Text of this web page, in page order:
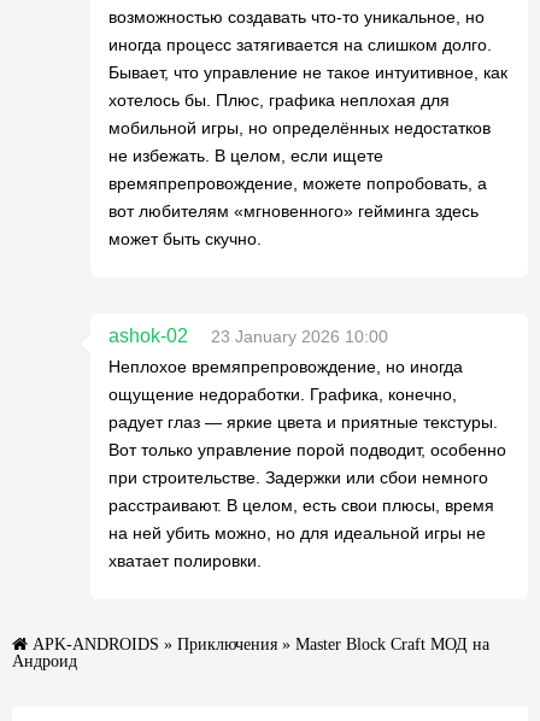
возможностью создавать что-то уникальное, но
иногда процесс затягивается на слишком долго.
Бывает, что управление не такое интуитивное, как
хотелось бы. Плюс, графика неплохая для
мобильной игры, но определённых недостатков
не избежать. В целом, если ищете
времяпрепровождение, можете попробовать, а
вот любителям «мгновенного» гейминга здесь
может быть скучно.
ashok-02
23 January 2026 10:00
Неплохое времяпрепровождение, но иногда
ощущение недоработки. Графика, конечно,
радует глаз — яркие цвета и приятные текстуры.
Вот только управление порой подводит, особенно
при строительстве. Задержки или сбои немного
расстраивают. В целом, есть свои плюсы, время
на ней убить можно, но для идеальной игры не
хватает полировки.
APK-ANDROIDS » Приключения » Master Block Craft МОД на
Андроид